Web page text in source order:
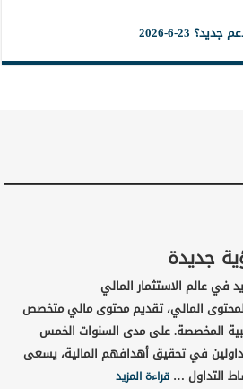
23-6-2026
جديدة
عالم الاستثمار المالي
المالي، تقديم محتوى مالي متخصص
المخصصة. على مدى السنوات الخمس
في تحقيق أهدافهم المالية، يسعى
التداول …قراءة المزيد